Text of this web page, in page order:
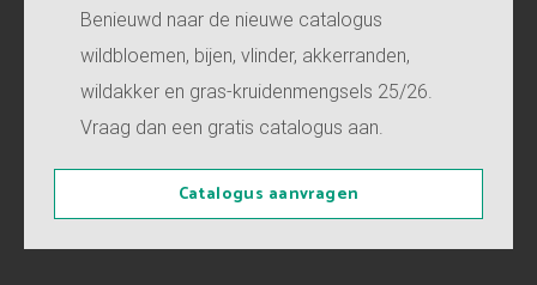
Benieuwd naar de nieuwe catalogus
wildbloemen, bijen, vlinder, akkerranden,
wildakker en gras-kruidenmengsels 25/26.
Vraag dan een gratis catalogus aan.
Catalogus aanvragen